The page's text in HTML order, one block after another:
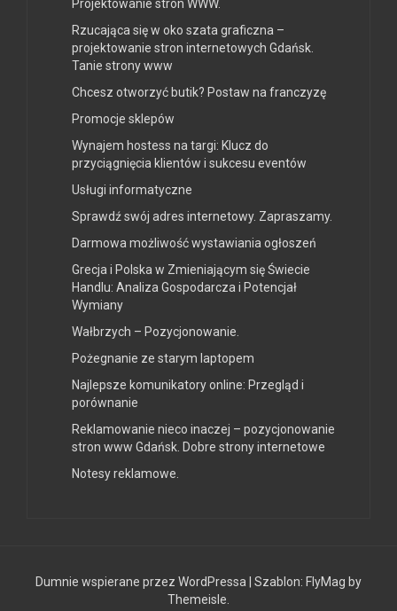
Projektowanie stron WWW.
Rzucająca się w oko szata graficzna –
projektowanie stron internetowych Gdańsk.
Tanie strony www
Chcesz otworzyć butik? Postaw na franczyzę
Promocje sklepów
Wynajem hostess na targi: Klucz do
przyciągnięcia klientów i sukcesu eventów
Usługi informatyczne
Sprawdź swój adres internetowy. Zapraszamy.
Darmowa możliwość wystawiania ogłoszeń
Grecja i Polska w Zmieniającym się Świecie
Handlu: Analiza Gospodarcza i Potencjał
Wymiany
Wałbrzych – Pozycjonowanie.
Pożegnanie ze starym laptopem
Najlepsze komunikatory online: Przegląd i
porównanie
Reklamowanie nieco inaczej – pozycjonowanie
stron www Gdańsk. Dobre strony internetowe
Notesy reklamowe.
Dumnie wspierane przez WordPressa | Szablon: FlyMag by
Themeisle.